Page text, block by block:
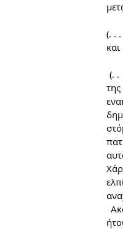
(. .